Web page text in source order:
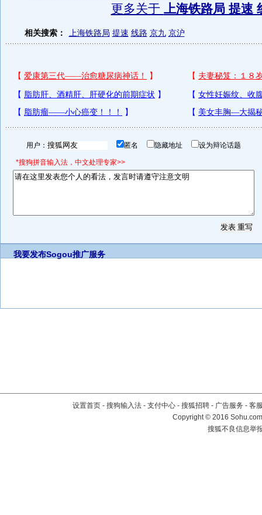
更多关于 上海铁路局 提速
相关搜索： 上海铁路局 提速 线路 京九 京沪
用户： 匿名 隐藏地址 设为辩论话题
*搜狗拼音输入法，中文处理专家>>
我要发布Sogou推广服务
设置首页 - 搜狗输入法 - 支付中心 - 搜狐招聘 - 广告服务 - 客
Copyright©2016
搜狐不良信息举